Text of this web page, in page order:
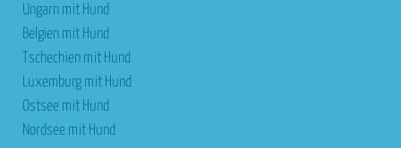
Ungarn mit Hund
Belgien mit Hund
Tschechien mit Hund
Luxemburg mit Hund
Ostsee mit Hund
Nordsee mit Hund